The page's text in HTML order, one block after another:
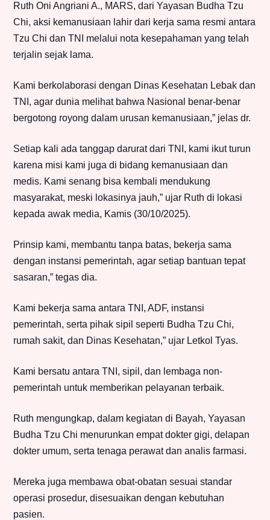
Ruth Oni Angriani A., MARS, dari Yayasan Budha Tzu
Chi, aksi kemanusiaan lahir dari kerja sama resmi antara
Tzu Chi dan TNI melalui nota kesepahaman yang telah
terjalin sejak lama.
Kami berkolaborasi dengan Dinas Kesehatan Lebak dan
TNI, agar dunia melihat bahwa Nasional benar-benar
bergotong royong dalam urusan kemanusiaan,” jelas dr.
Setiap kali ada tanggap darurat dari TNI, kami ikut turun
karena misi kami juga di bidang kemanusiaan dan
medis. Kami senang bisa kembali mendukung
masyarakat, meski lokasinya jauh,” ujar Ruth di lokasi
kepada awak media, Kamis (30/10/2025).
Prinsip kami, membantu tanpa batas, bekerja sama
dengan instansi pemerintah, agar setiap bantuan tepat
sasaran,” tegas dia.
Kami bekerja sama antara TNI, ADF, instansi
pemerintah, serta pihak sipil seperti Budha Tzu Chi,
rumah sakit, dan Dinas Kesehatan,” ujar Letkol Tyas.
Kami bersatu antara TNI, sipil, dan lembaga non-
pemerintah untuk memberikan pelayanan terbaik.
Ruth mengungkap, dalam kegiatan di Bayah, Yayasan
Budha Tzu Chi menurunkan empat dokter gigi, delapan
dokter umum, serta tenaga perawat dan analis farmasi.
Mereka juga membawa obat-obatan sesuai standar
operasi prosedur, disesuaikan dengan kebutuhan
pasien.